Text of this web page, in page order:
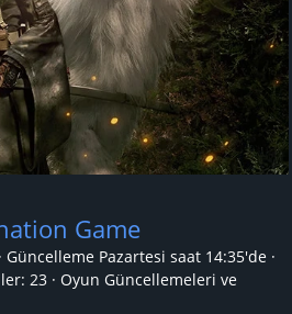
Game
Güncelleme Pazartesi saat 14:35'de
23
Oyun Güncellemeleri ve